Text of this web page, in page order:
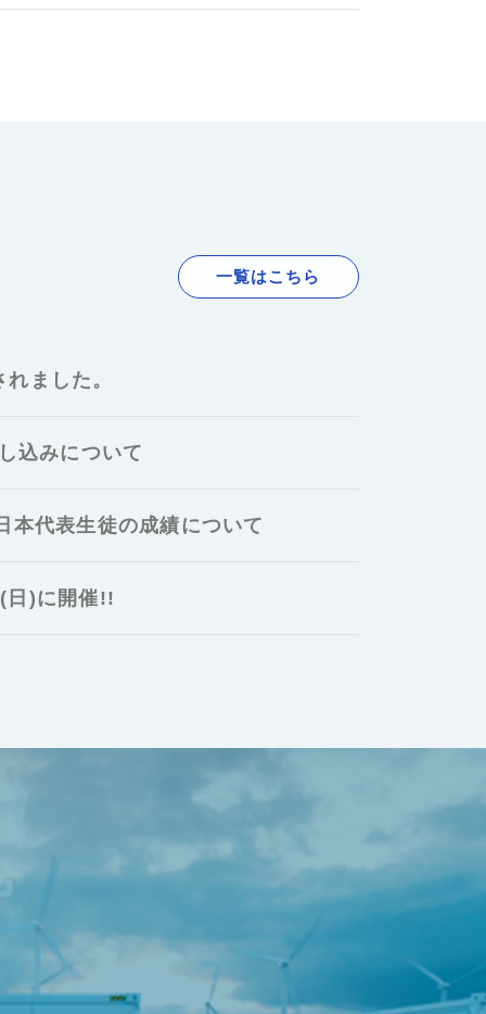
一覧はこちら
ました。
込みについて
本代表生徒の成績について
日)に開催!!